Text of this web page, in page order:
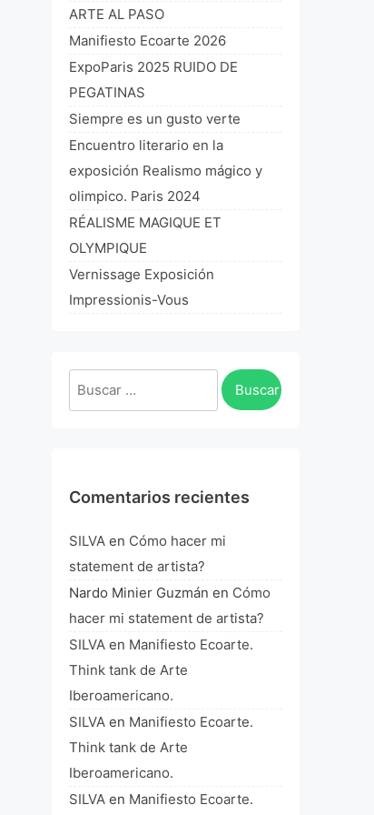
ARTE AL PASO
Manifiesto Ecoarte 2026
ExpoParis 2025 RUIDO DE
PEGATINAS
Siempre es un gusto verte
Encuentro literario en la
exposición Realismo mágico y
olimpico. Paris 2024
RÉALISME MAGIQUE ET
OLYMPIQUE
Vernissage Exposición
Impressionis-Vous
Buscar:
Comentarios recientes
SILVA en Cómo hacer mi
statement de artista?
Nardo Minier Guzmán en Cómo
hacer mi statement de artista?
SILVA en Manifiesto Ecoarte.
Think tank de Arte
Iberoamericano.
SILVA en Manifiesto Ecoarte.
Think tank de Arte
Iberoamericano.
SILVA en Manifiesto Ecoarte.